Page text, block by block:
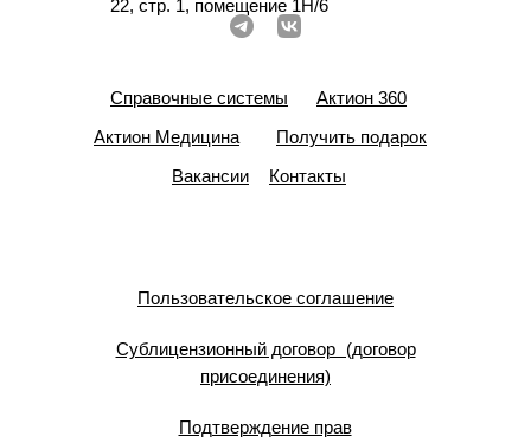
22, стр. 1, помещение 1Н/6
Справочные системы
Актион 360
Актион Медицина
Получить подарок
Вакансии
Контакты
Пользовательское соглашение
Сублицензионный договор (договор
присоединения)
Подтверждение прав